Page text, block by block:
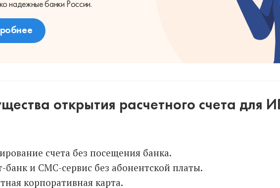
надежные банки России.
открытия расчетного счета для
счета без посещения банка.
банк и СМС-сервис без абонентской платы.
корпоративная карта.